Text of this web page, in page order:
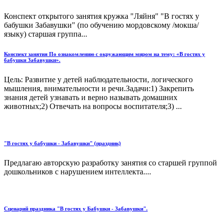
Конспект открытого занятия кружка "Ляйня" "В гостях у
бабушки Забавушки" (по обучению мордовскому /мокша/
языку) старшая группа...
Конспект занятия По ознакомлению с окружающим миром на тему: «В гостях у
бабушки Забавушки».
Цель: Развитие у детей наблюдательности, логического
мышления, внимательности и речи.Задачи:1) Закрепить
знания детей узнавать и верно называть домашних
животных;2) Отвечать на вопросы воспитателя;З) ...
"В гостях у бабушки - Забавушки" (праздник)
Предлагаю авторскую разработку занятия со старшей группой
дошкольников с нарушением интеллекта....
Сценарий праздника "В гостях у Бабушки - Забавушки".